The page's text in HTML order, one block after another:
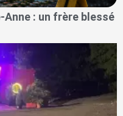
Anne : un frère blessé